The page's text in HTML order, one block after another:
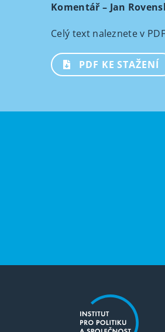
Komentář– Jan
Celý text naleznete v
PDF KE STAŽENÍ